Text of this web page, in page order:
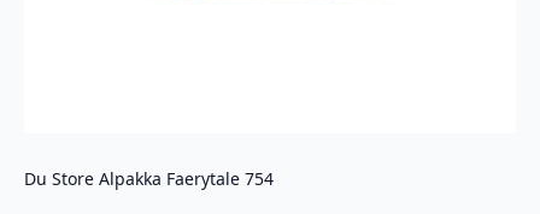
Du Store Alpakka Faerytale 754